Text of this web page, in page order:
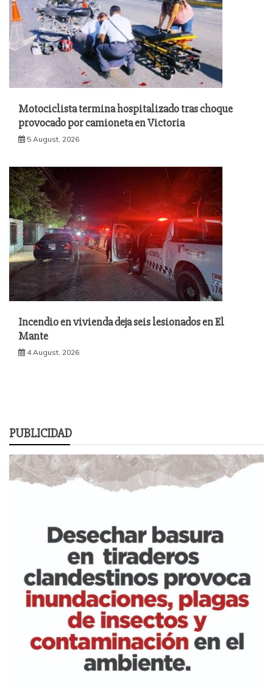
Motociclista termina hospitalizado tras choque
provocado por camioneta en Victoria
5 August, 2026
Incendio en vivienda deja seis lesionados en El
Mante
4 August, 2026
PUBLICIDAD